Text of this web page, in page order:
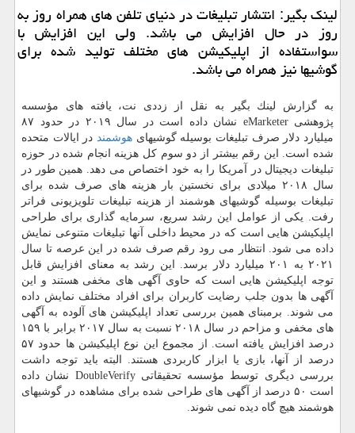
لینك بگیر: انتشار تبلیغات در دنیای تلفن های همراه روز به
روز در حال افزایش می باشد. ولی این افزایش با
سواستفاده از اپلیكیشن های مختلف تولید شده برای
گوشیها نیز همراه می باشد.
به گزارش لینك بگیر به نقل از زددی نت، یافته های مؤسسه
پژوهشی eMarketer نشان داده است در سال ۲۰۱۹ در حدود ۸۷
میلیارد دلار صرف تبلیغات بوسیله گوشیهای هوشمند در ایالات متحده
شده است. این رقم بیشتر از دو سوم كل هزینه انجام شده در حوزه
تبلیغات دیجیتال در آمریكا را به خود اختصاص می دهد. همین طور در
سال ۲۰۱۸ میلادی برای نخستین بار هزینه های صرف شده برای
تبلیغات بوسیله گوشیهای هوشمند از هزینه تبلیغات تلویزیونی فراتر
رفت. یكی از عوامل این رشد سریع، سرمایه گذاری برای طراحی
اپلیكیشن هایی است كه در محیط داخلی آنها تبلیغات متنوعی نمایش
داده می شود. انتظار می رود رقم صرف شده در این عرصه تا سال
۲۰۲۱ به ۲۰۱ میلیارد دلار برسد. این رشد به معنای افزایش قابل
توجه اپلیكیشن هایی است كه حاوی آگهی های مخفی هستند و این
آگهی ها بدون جلب رضایت كاربران برای افراد مختلف نمایش داده
می شوند. برمبنای همین بررسی تعداد اپلیكیشن های آلوده به آگهی
های مخفی و مزاحم در سال ۲۰۱۸ نسبت به سال ۲۰۱۷ برابر با ۱۵۹
درصد افزایش یافته است. از مجموع این نوع اپلیكیشن ها حدود ۵۷
درصد از آنها، بازی یا ابزار كاربردی هستند. البته باید توجه داشت
بررسی دیگری توسط مؤسسه تحقیقاتی DoubleVerify نشان داده
است ۵۰ درصد از آگهی های طراحی شده برای مشاهده در گوشیهای
هوشمند هیچ گاه دیده نمی شوند.